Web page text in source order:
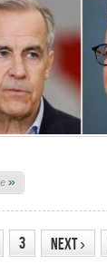
»
3 Next›